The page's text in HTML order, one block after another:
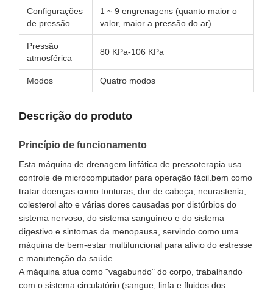
Configurações
de pressão
1 ~ 9 engrenagens (quanto maior o
valor, maior a pressão do ar)
Pressão
atmosférica
80 KPa-106 KPa
Modos Quatro modos
Descrição do produto
Princípio de funcionamento
Esta máquina de drenagem linfática de pressoterapia usa
controle de microcomputador para operação fácil.bem como
tratar doenças como tonturas, dor de cabeça, neurastenia,
colesterol alto e várias dores causadas por distúrbios do
sistema nervoso, do sistema sanguíneo e do sistema
digestivo.e sintomas da menopausa, servindo como uma
máquina de bem-estar multifuncional para alívio do estresse
e manutenção da saúde.
A máquina atua como "vagabundo" do corpo, trabalhando
com o sistema circulatório (sangue, linfa e fluidos dos